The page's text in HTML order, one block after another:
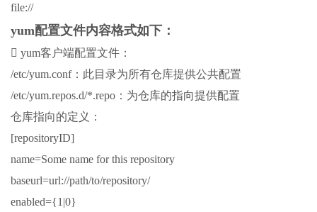
file://
yum配置文件内容格式如下：
 yum客户端配置文件：
/etc/yum.conf：此目录为所有仓库提供公共配置
/etc/yum.repos.d/*.repo：为仓库的指向提供配置
仓库指向的定义：
[repositoryID]
name=Some name for this repository
baseurl=url://path/to/repository/
enabled={1|0}